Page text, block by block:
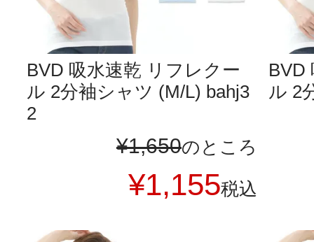
BVD 吸水速乾 リフレクー
ル 2分袖シャツ (M/L) bahj3
2
¥1,650のところ
¥1,155税込
BVD
ル 2